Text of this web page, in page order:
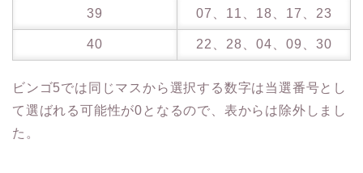
39 07、11、18、17、23
40 22、28、04、09、30
ビンゴ5では同じマスから選択する数字は当選番号とし
て選ばれる可能性が0となるので、表からは除外しまし
た。